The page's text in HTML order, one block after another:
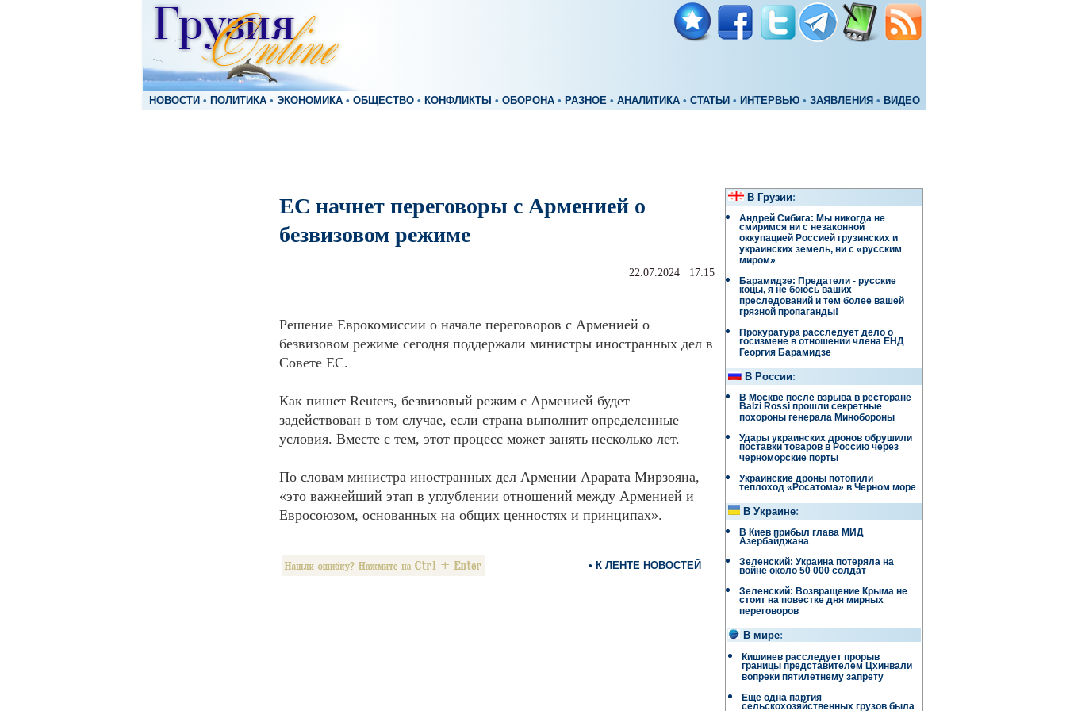
НОВОСТИ • ПОЛИТИКА • ЭКОНОМИКА • ОБЩЕСТВО • КОНФЛИКТЫ • ОБОРОНА • РАЗНОЕ • АНАЛИТИКА • СТАТЬИ • ИНТЕРВЬЮ • ЗАЯВЛЕНИЯ • ВИДЕО
ЕС начнет переговоры с Арменией о
безвизовом режиме
22.07.2024 17:15
Решение Еврокомиссии о начале переговоров с Арменией о
безвизовом режиме сегодня поддержали министры иностранных дел в
Совете ЕС.
Как пишет Reuters, безвизовый режим с Арменией будет
задействован в том случае, если страна выполнит определенные
условия. Вместе с тем, этот процесс может занять несколько лет.
По словам министра иностранных дел Армении Арарата Мирзояна,
«это важнейший этап в углублении отношений между Арменией и
Евросоюзом, основанных на общих ценностях и принципах».
• К ЛЕНТЕ НОВОСТЕЙ
В Грузии:
Андрей Сибига: Мы никогда не
смиримся ни с незаконной
оккупацией Россией грузинских и
украинских земель, ни с «русским
миром»
Барамидзе: Предатели - русские
коцы, я не боюсь ваших
преследований и тем более вашей
грязной пропаганды!
Прокуратура расследует дело о
госизмене в отношении члена ЕНД
Георгия Барамидзе
В России:
В Москве после взрыва в ресторане
Balzi Rossi прошли секретные
похороны генерала Минобороны
Удары украинских дронов обрушили
поставки товаров в Россию через
черноморские порты
Украинские дроны потопили
теплоход «Росатома» в Черном море
В Украине:
В Киев прибыл глава МИД
Азербайджана
Зеленский: Украина потеряла на
войне около 50 000 солдат
Зеленский: Возвращение Крыма не
стоит на повестке дня мирных
переговоров
В мире:
Кишинев расследует прорыв
границы представителем Цхинвали
вопреки пятилетнему запрету
Еще одна партия